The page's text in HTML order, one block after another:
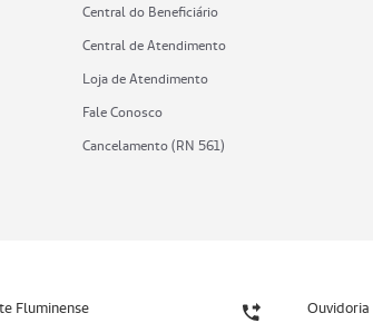
Central do Beneficiário
Central de Atendimento
Loja de Atendimento
Fale Conosco
Cancelamento (RN 561)
Fluminense Ouvidoria